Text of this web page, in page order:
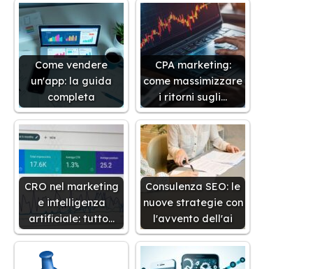
Come vendere
un'app: la guida
completa
CPA marketing:
come massimizzare
i ritorni sugli…
CRO nel marketing
e intelligenza
artificiale: tutto…
Consulenza SEO: le
nuove strategie con
l'avvento dell'ai